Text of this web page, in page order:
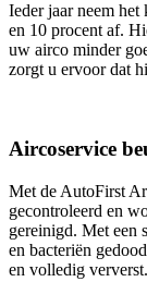
Ieder jaar neem
en 10 procent af.
uw airco minder
zorgt u ervoor dat
Aircoservice
Met de AutoFirst
gecontroleerd en
gereinigd. Met een
en bacteriën
en volledig ververst.